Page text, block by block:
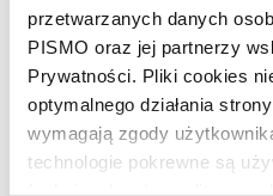
przetwarzanych danych
PISMO oraz jej partnerzy
Prywatności. Pliki cookies
optymalnego działania
wymagają zgody
technologie pokrewne są